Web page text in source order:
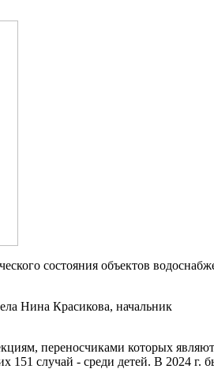
состояния объектов
Нина Красикова, начальник
переносчиками которых
151 случай - среди детей. В 2024 г.